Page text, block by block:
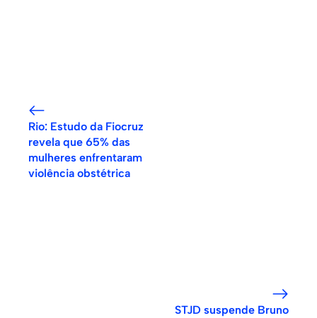
Rio: Estudo da Fiocruz
revela que 65% das
mulheres enfrentaram
violência obstétrica
STJD suspende Bruno